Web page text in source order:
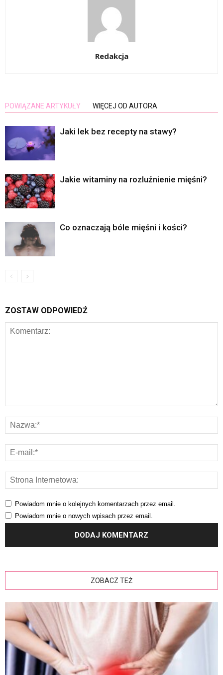
Redakcja
POWIĄZANE ARTYKUŁY WIĘCEJ OD AUTORA
Jaki lek bez recepty na stawy?
Jakie witaminy na rozluźnienie mięśni?
Co oznaczają bóle mięśni i kości?
ZOSTAW ODPOWIEDŹ
Powiadom mnie o kolejnych komentarzach przez email.
Powiadom mnie o nowych wpisach przez email.
ZOBACZ TEŻ